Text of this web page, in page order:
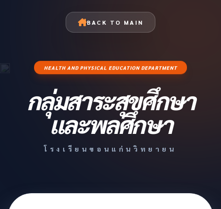
BACK TO MAIN
HEALTH AND PHYSICAL EDUCATION DEPARTMENT
กลุ่มสาระสุขศึกษา
และพลศึกษา
โรงเรียนขอนแก่นวิทยายน